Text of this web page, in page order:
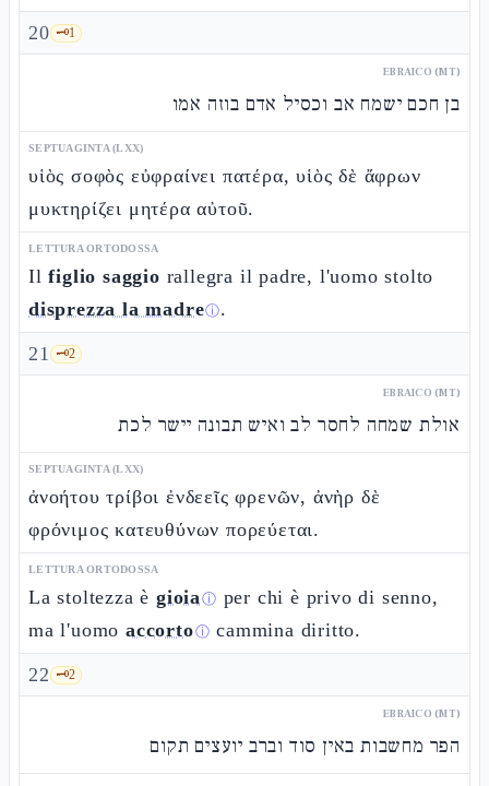
20 🗝️1
EBRAICO (MT)
בן חכם ישמח אב וכסיל אדם בוזה אמו
SEPTUAGINTA (LXX)
υἱὸς σοφὸς εὐφραίνει πατέρα, υἱὸς δὲ ἄφρων
μυκτηρίζει μητέρα αὐτοῦ.
LETTURA ORTODOSSA
Ilfiglio saggio rallegra il padre, l'uomo stolto
disprezza la madreⓘ.
21 🗝️2
EBRAICO (MT)
אולת שמחה לחסר לב ואיש תבונה יישר לכת
SEPTUAGINTA (LXX)
ἀνοήτου τρίβοι ἐνδεεῖς φρενῶν, ἀνὴρ δὲ
φρόνιμος κατευθύνων πορεύεται.
LETTURA ORTODOSSA
La stoltezza è gioiaⓘ per chi è privo di senno,
ma l'uomoaccortoⓘ cammina diritto.
22 🗝️2
EBRAICO (MT)
הפר מחשבות באין סוד וברב יועצים תקום